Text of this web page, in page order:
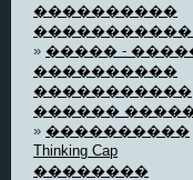
����������
» ����� -
����������
�����������
������
» ����������
Thinking Cap
��������